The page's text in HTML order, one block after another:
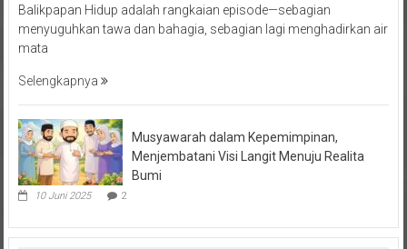
menyuguhkan tawa dan bahagia, sebagian lagi menghadirkan air
mata
Menjembatani Visi Langit Menuju Realita
Bumi
10 Juni 2025 2